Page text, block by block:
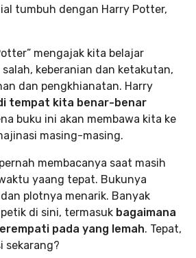
tumbuh dengan Harry Potter,
mengajak kita belajar
keberanian dan ketakutan,
dan pengkhianatan. Harry
tempat kita benar-benar
buku ini akan membawa kita ke
masing-masing.
membacanya saat masih
yaang tepat. Bukunya
plotnya menarik. Banyak
di sini, termasuk bagaimana
pada yang lemah. Tepat,
sekarang?